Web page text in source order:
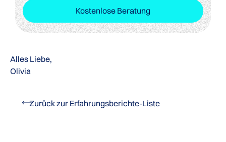
Kostenlose Beratung
Alles Liebe,
Olivia
Zurück zur Erfahrungsberichte-Liste